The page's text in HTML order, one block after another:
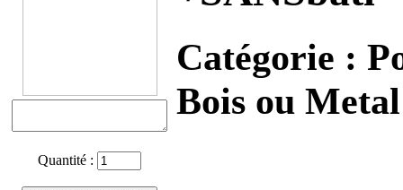
Quantité :
Catégorie :
Bois ou